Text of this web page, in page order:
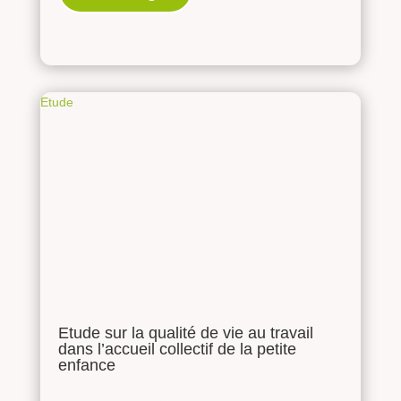
Etude
Etude sur la qualité de vie au travail
dans l’accueil collectif de la petite
enfance